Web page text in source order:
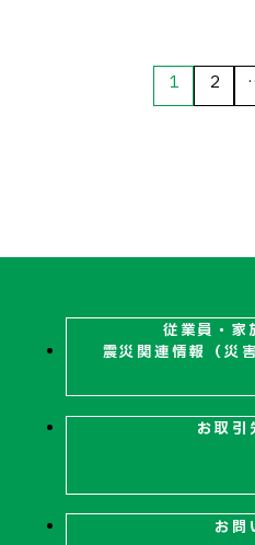
1 2
従業員・家
震災関連情報（災
お取引
お問